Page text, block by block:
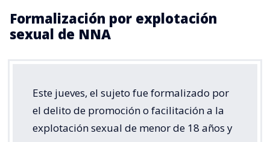
Formalización por explotación
sexual de NNA
Este jueves, el sujeto fue formalizado por
el delito de promoción o facilitación a la
explotación sexual de menor de 18 años y